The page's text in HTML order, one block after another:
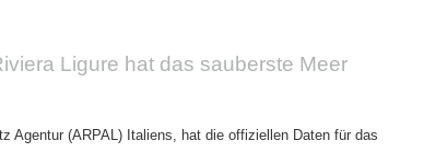
Ligure hat das sauberste Meer
Agentur (ARPAL) Italiens, hat die offiziellen Daten für das